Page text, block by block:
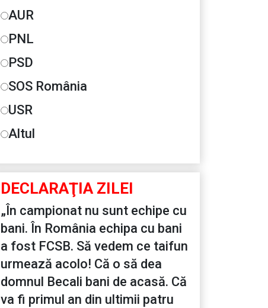
AUR
PNL
PSD
SOS România
USR
Altul
DECLARAŢIA ZILEI
„În campionat nu sunt echipe cu
bani. În România echipa cu bani
a fost FCSB. Să vedem ce taifun
urmează acolo! Că o să dea
domnul Becali bani de acasă. Că
va fi primul an din ultimii patru